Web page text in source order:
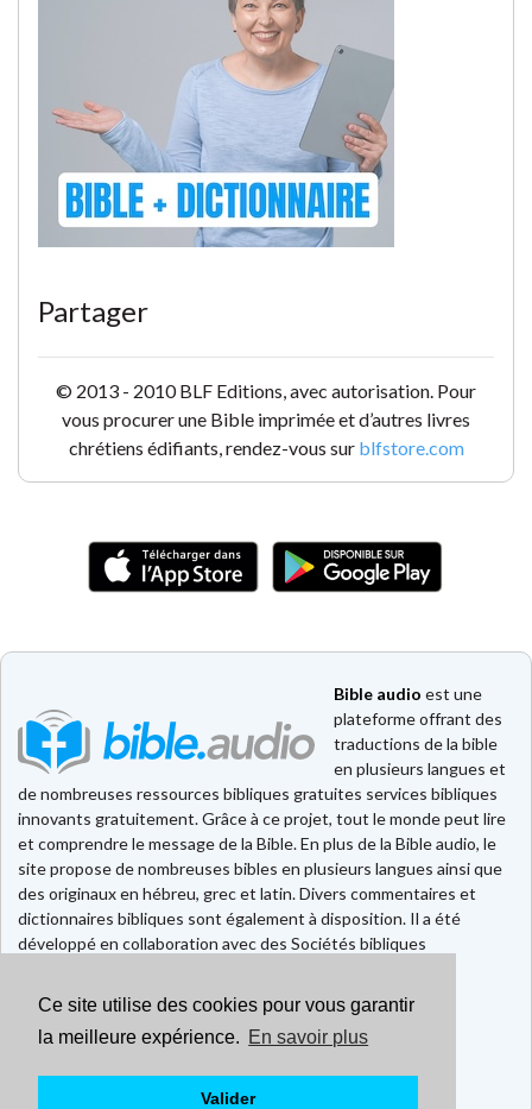
Ce site utilise des cookies pour vous garantir
la meilleure expérience. En savoir plus
Valider
Partager
© 2013 - 2010 BLF Editions, avec autorisation. Pour
vous procurer une Bible imprimée et d’autres livres
chrétiens édifiants, rendez-vous sur blfstore.com
Bible audio est une
plateforme offrant des
traductions de la bible
en plusieurs langues et
de nombreuses ressources bibliques gratuites services bibliques
innovants gratuitement. Grâce à ce projet, tout le monde peut lire
et comprendre le message de la Bible. En plus de la Bible audio, le
site propose de nombreuses bibles en plusieurs langues ainsi que
des originaux en hébreu, grec et latin. Divers commentaires et
dictionnaires bibliques sont également à disposition. Il a été
développé en collaboration avec des Sociétés bibliques
Faire un don
Contact